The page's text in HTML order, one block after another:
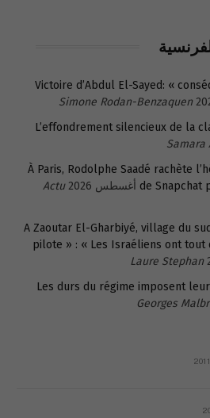
Victoire d’Abdul El-Sayed: «
Simone Rodan-Benzaquen
L’effondrement silencieux de la
Samara
À Paris, Rodolphe Saadé rachète
de Snapchat
Actu
A Zaoutar El-Gharbiyé, village du
pilote » : « Les Israéliens ont
Laure Stephan
Les durs du régime imposent
Georges